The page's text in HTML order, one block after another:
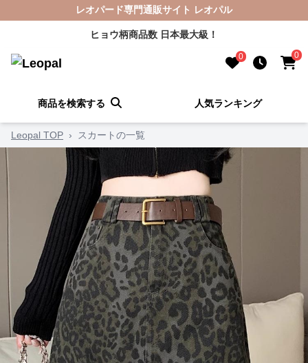
レオパード専門通販サイト レオパル
ヒョウ柄商品数 日本最大級！
0 0
商品を検索する 人気ランキング
Leopal TOP › スカートの一覧